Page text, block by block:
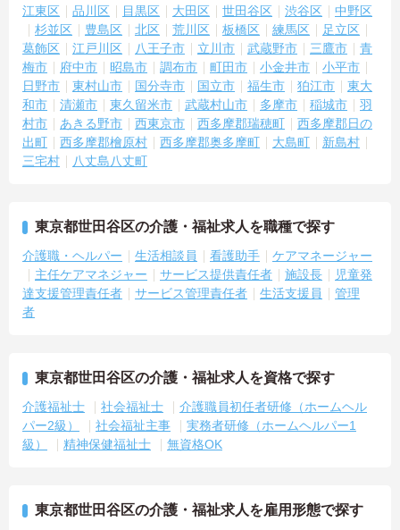
江東区
品川区 目黒区 大田区 世田谷区 渋谷区
中野区
杉並区
豊島区 北区 荒川区 板橋区 練馬区
足立区
葛飾区
江戸川区 八王子市 立川市 武蔵野市 三鷹市
青
梅市
府中市 昭島市 調布市 町田市 小金井市
小平市
日野市
東村山市 国分寺市 国立市 福生市 狛江市
東大
和市
清瀬市 東久留米市 武蔵村山市 多摩市 稲城市
羽
村市
あきる野市 西東京市 西多摩郡瑞穂町
西多摩郡日の
出町
西多摩郡檜原村 西多摩郡奥多摩町 大島町
新島村
三宅村
八丈島八丈町
東京都世田谷区の介護・福祉求人を職種で探す
介護職・ヘルパー 生活相談員 看護助手
ケアマネージャー
主任ケアマネジャー
サービス提供責任者 施設長
児童発
達支援管理責任者
サービス管理責任者 生活支援員
管理
者
東京都世田谷区の介護・福祉求人を資格で探す
介護福祉士 社会福祉士
介護職員初任者研修（ホームヘル
パー2級）
社会福祉主事
実務者研修（ホームヘルパー1
級）
精神保健福祉士 無資格OK
東京都世田谷区の介護・福祉求人を雇用形態で探す